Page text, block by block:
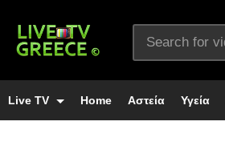
Live TV Home Αστεία Υγεία